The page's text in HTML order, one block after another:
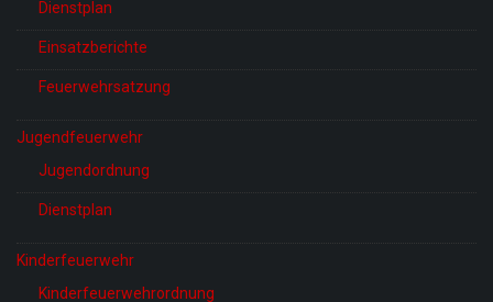
Dienstplan
Einsatzberichte
Feuerwehrsatzung
Jugendfeuerwehr
Jugendordnung
Dienstplan
Kinderfeuerwehr
Kinderfeuerwehrordnung